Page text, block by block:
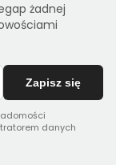
żadnej
Zapisz się
danych